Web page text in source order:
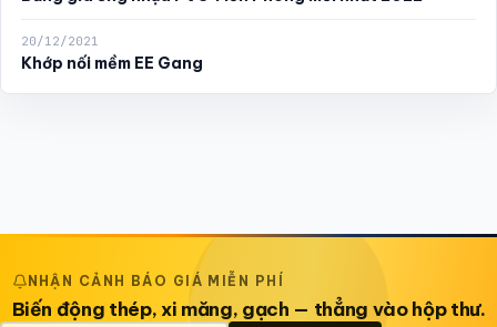
20/12/2021
Khớp nối mềm EE Gang
NHẬN CẢNH BÁO GIÁ MIỄN PHÍ
Biến động thép, xi măng, gạch — thẳng vào hộp thư.